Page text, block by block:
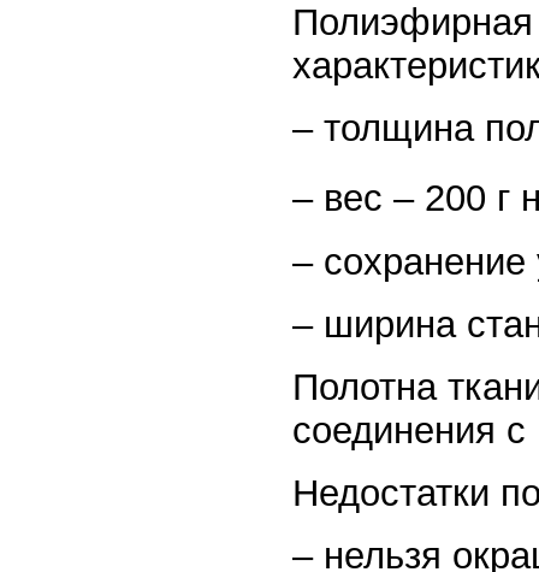
– толщина
– вес – 200 г
– сохранение
– ширина
Полотна
соединения
Недостатки
– нельзя